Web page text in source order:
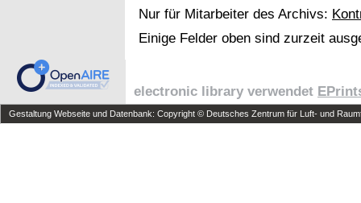
Nur für Mitarbeiter des Archivs:
Einige Felder oben sind zurzeit
electronic library verwendet
Gestaltung Webseite und Datenbank: Copyright © Deutsches Zentrum für Luft- und